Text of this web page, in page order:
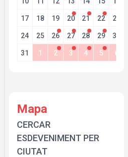
17 18 19 20 21 22 23
24 25 26 27 28 29 30
31 1 2 3 4 5 6
Mapa
CERCAR
ESDEVENIMENT PER
CIUTAT